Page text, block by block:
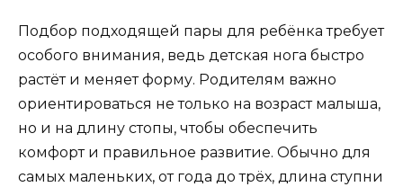
Подбор подходящей пары для ребёнка требует
особого внимания, ведь детская нога быстро
растёт и меняет форму. Родителям важно
ориентироваться не только на возраст малыша,
но и на длину стопы, чтобы обеспечить
комфорт и правильное развитие. Обычно для
самых маленьких, от года до трёх, длина ступни